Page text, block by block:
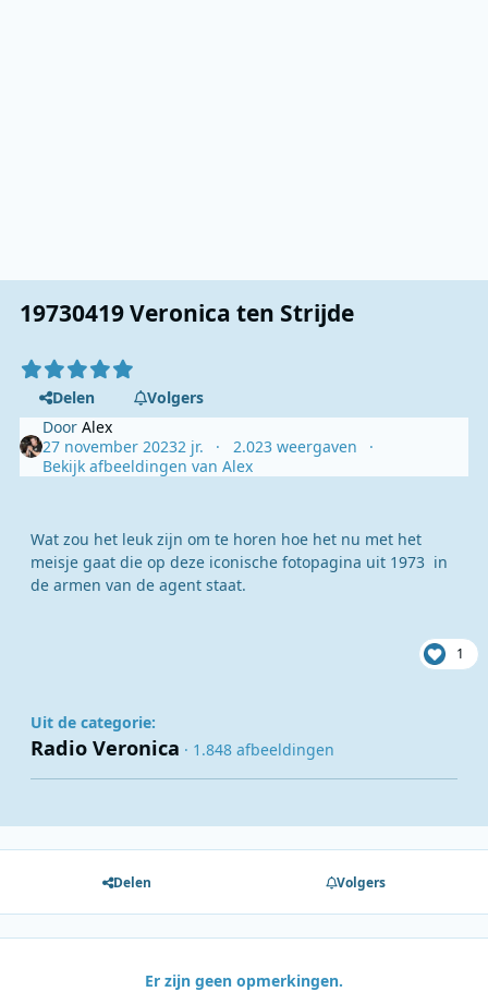
19730419 Veronica ten Strijde
Delen
Volgers
DoorAlex
27 november 20232 jr.
2.023 weergaven
Bekijk afbeeldingen van Alex
Wat zou het leuk zijn om te horen hoe het nu met het
meisje gaat die op deze iconische fotopagina uit 1973 in
de armen van de agent staat.
1
Uit de categorie:
Radio Veronica · 1.848 afbeeldingen
Delen Volgers
Er zijn geen opmerkingen.